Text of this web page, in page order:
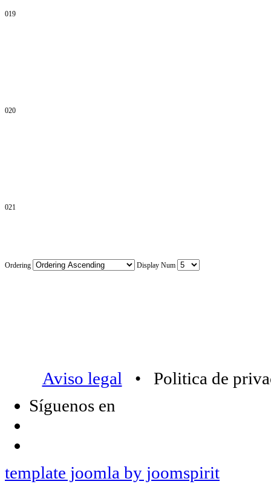
019
020
021
Ordering Display Num
Aviso legal • Politica de
Síguenos en
template joomla by joomspirit